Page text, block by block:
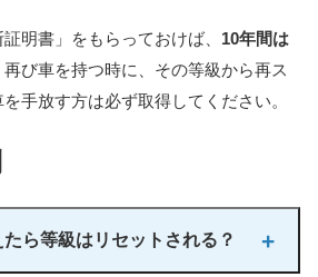
明書」をもらっておけば、 10年間は
再び車を持つ時に、その等級から再ス
手放す方は必ず取得してください。
ら等級はリセットされる？